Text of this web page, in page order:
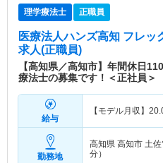
理学療法士 正職員
医療法人ハンズ高知 フレッ
求人(正職員)
【高知県／高知市】年間休日
療法士の募集です！＜正社員＞
給与
【モデル月収】
勤務地
高知県 高知市 土
分）